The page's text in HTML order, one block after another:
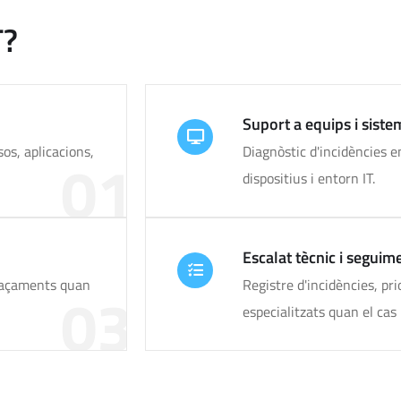
01
aplicacions,
Suport a equips i
Diagnòstic d'incidències
dispositius i entorn IT.
03
quan
Escalat tècnic i
Registre d'incidències,
especialitzats quan el